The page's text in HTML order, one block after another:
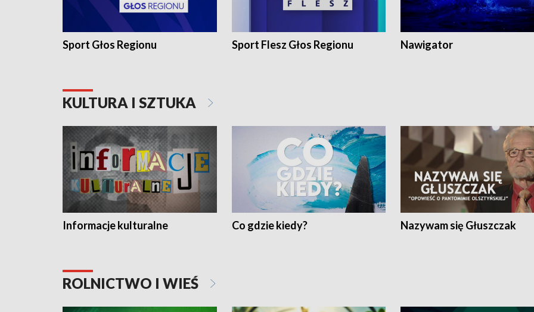
Sport Głos Regionu Sport Flesz Głos Regionu Nawigator
KULTURA I SZTUKA
Informacje kulturalne Co gdzie kiedy? Nazywam się Głuszczak
ROLNICTWO I WIEŚ